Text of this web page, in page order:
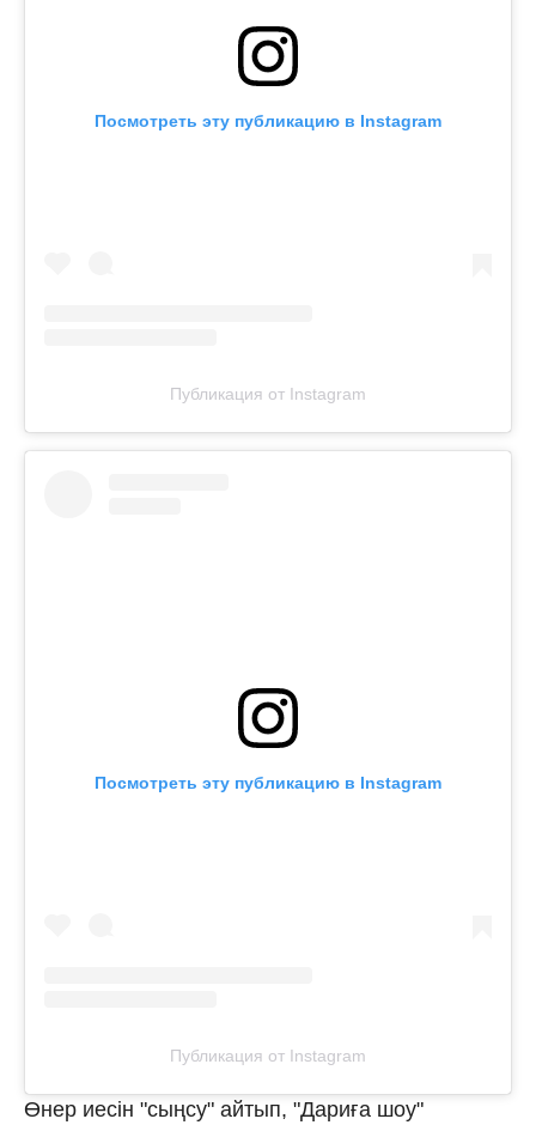
Посмотреть эту публикацию в Instagram
Публикация от Instagram
Посмотреть эту публикацию в Instagram
Публикация от Instagram
Өнер иесін "сыңсу" айтып, "Дариға шоу"